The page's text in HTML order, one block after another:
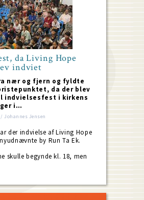
da Living Hope
indviet
nær og fjern og fyldte
da der blev
indvielsesfest i kirkens
i…
Johannes Jensen
der indvielse af Living Hope
by Run Ta Ek.
skulle begynde kl. 18, men